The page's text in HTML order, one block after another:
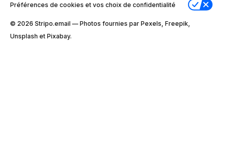
Préférences de cookies et vos choix de confidentialité
© 2026 Stripо.email — Photos fournies par Pexels, Freepik,
Unsplash et Pixabay.